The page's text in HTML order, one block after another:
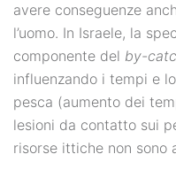
avere conseguenze
l’uomo. In Israele, la
componente del by-
influenzando i tempi e
pesca (aumento dei
lesioni da contatto sui
risorse ittiche non sono